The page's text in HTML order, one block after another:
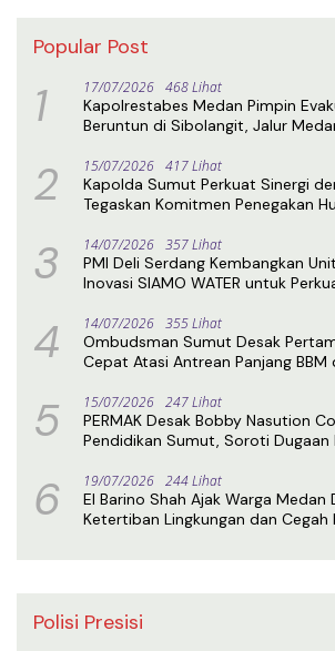
Popular Post
1 17/07/2026 468 Lihat
Kapolrestabes Medan Pimpin
Beruntun di Sibolangit, Jalur
2 15/07/2026 417 Lihat
Kapolda Sumut Perkuat Sinergi
Tegaskan Komitmen Penegakan
3 14/07/2026 357 Lihat
PMI Deli Serdang Kembangkan
Inovasi SIAMO WATER untuk
4 14/07/2026 355 Lihat
Ombudsman Sumut Desak
Cepat Atasi Antrean Panjang BBM
5 15/07/2026 247 Lihat
PERMAK Desak Bobby Nasution
Pendidikan Sumut, Soroti Dugaan
6 19/07/2026 244 Lihat
El Barino Shah Ajak Warga Medan
Ketertiban Lingkungan dan Cegah
Polisi Presisi